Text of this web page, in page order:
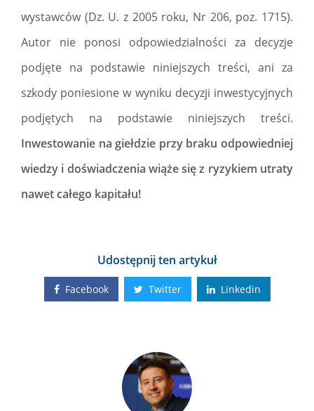
wystawców (Dz. U. z 2005 roku, Nr 206, poz. 1715).
Autor nie ponosi odpowiedzialności za decyzje
podjęte na podstawie niniejszych treści, ani za
szkody poniesione w wyniku decyzji inwestycyjnych
podjętych na podstawie niniejszych treści.
Inwestowanie na giełdzie przy braku odpowiedniej
wiedzy i doświadczenia wiąże się z ryzykiem utraty
nawet całego kapitału!
Udostępnij ten artykuł
Facebook Twitter Linkedin